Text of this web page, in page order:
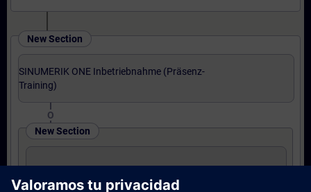
New Section
SINUMERIK ONE Inbetriebnahme (Präsenz-
Training)
O
New Section